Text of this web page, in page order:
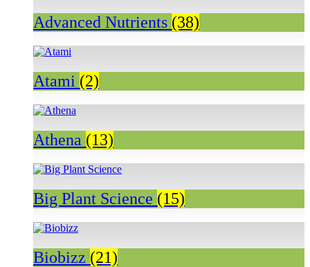
Advanced Nutrients (38)
Atami (2)
Athena (13)
Big Plant Science (15)
Biobizz (21)